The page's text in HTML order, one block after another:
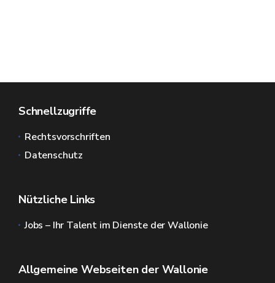
Schnellzugriffe
Rechtsvorschriften
Datenschutz
Nützliche Links
Jobs – Ihr Talent im Dienste der Wallonie
Allgemeine Webseiten der Wallonie